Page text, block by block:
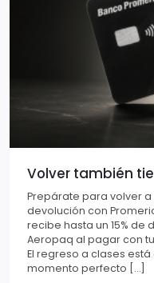
Volver también
Prepárate para volver a
devolución con
recibe hasta un 15% de
Aeropaq al pagar con
El regreso a clases
momento perfecto […]